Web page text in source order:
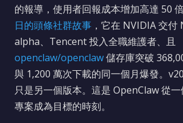
的報導，使用者回報成本增加高達 50
日的頭條社群故事 ，它在 NVIDIA 交
alpha、Tencent 投入全職維護者、且
openclaw/openclaw儲存庫突破
與 1,200 萬次下載的同一個月爆發。
只是另一個版本。這是 OpenClaw 從
專案成為目標的時刻。